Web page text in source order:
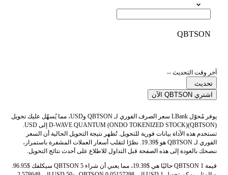
QBTSON
آخر وقت التحديث --
تحديث
اشتري QBTSON الآن
يوفر مُحوّل LBank سعر الصرف الفوري لـ QBTSON وUSD، مما يُسهّل عليك تحويل
D-WAVE QUANTUM (ONDO TOKENIZED STOCK)(QBTSON) إلى USD.
تستخدم هذه الأداة بيانات فورية للتحويل. تُظهر نتيجة التحويل الحالية أن السعر
الفوري لـ QBTSON هو $19.39. نظرًا لتقلب أسعار العملات المشفرة باستمرار،
ننصحك بالعودة إلى هذه الصفحة قبل التداول للاطلاع على أحدث نتائج التحويل.
قيمة 1 QBTSON حاليًا هي $19.39، مما يعني أن شراء 5 QBTSON سيكلفك $96.95.